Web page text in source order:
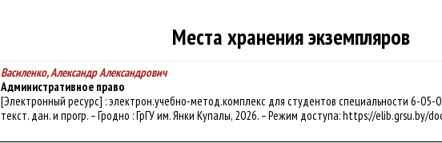
Места хранения экземпляров
Василенко, Александр Александрович
Административное право
[Электронный ресурс] : электрон.учебно-метод.комплекс для студентов специальности 6-
текст. дан. и прогр. – Гродно : ГрГУ им. Янки Купалы, 2026. – Режим доступа: https://elib.grsu.by/